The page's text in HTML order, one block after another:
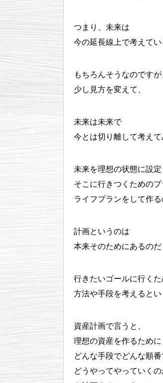
つまり、未来は
今の延長線上で考えてい
もちろんそうなのですが
少し見方を変えて、
未来は未来で
今とは切り離して考えて
未来を理想の状態に設定
そこに行きつくための
ライフプランをして作る
計画というのは
本来そのためにあるのだ
行きたいゴールに行くた
方法や手段を考えるとい
資産計画で言うと、
理想の資産を作るために
どんな手段でどんな順番
どうやってやっていくの